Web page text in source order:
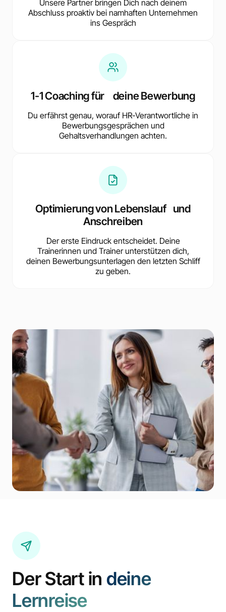
Unsere Partner bringen Dich nach deinem
Abschluss proaktiv bei namhaften Unternehmen
ins Gespräch
1-1 Coaching für deine Bewerbung
Du erfährst genau, worauf HR-Verantwortliche in
Bewerbungsgesprächen und
Gehaltsverhandlungen achten.
Optimierung von Lebenslauf und
Anschreiben
Der erste Eindruck entscheidet. Deine
Trainerinnen und Trainer unterstützen dich,
deinen Bewerbungsunterlagen den letzten Schliff
zu geben.
Der Start in deine
Lernreise